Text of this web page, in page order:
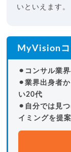
いといえます。
MyVisionコ
⚫︎コンサル業
⚫︎業界出身者
い20代
⚫︎自分では見
イミングを提